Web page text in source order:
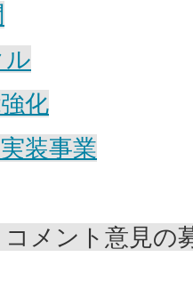
ル
化
装事業
メント意見の